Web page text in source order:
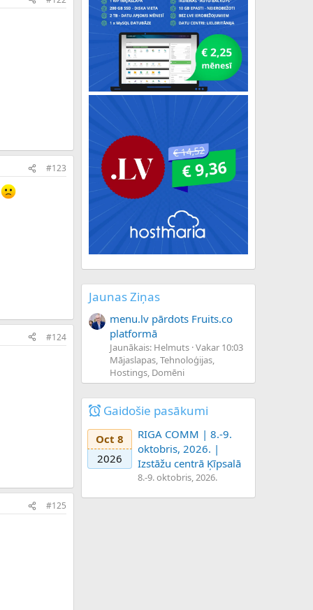
#123
#124
#125
Jaunas Ziņas
menu.lv pārdots Fruits.co
platformā
Jaunākais: Helmuts Vakar 10:03
Mājaslapas, Tehnoloģijas,
Hostings, Domēni
Gaidošie pasākumi
Oct 8
2026
RIGA COMM | 8.-9.
oktobris, 2026. |
Izstāžu centrā Ķīpsalā
8.-9. oktobris, 2026.